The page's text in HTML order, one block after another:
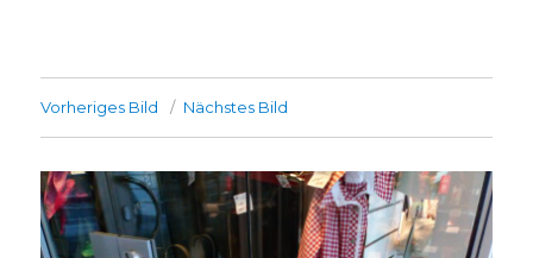
Vorheriges Bild Nächstes Bild